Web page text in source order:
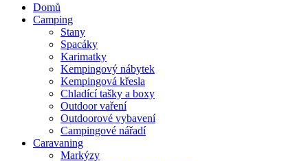
Domů
Camping
Stany
Spacáky
Karimatky
Kempingový nábytek
Kempingová křesla
Chladící tašky a boxy
Outdoor vaření
Outdoorové vybavení
Campingové nářadí
Caravaning
Markýzy